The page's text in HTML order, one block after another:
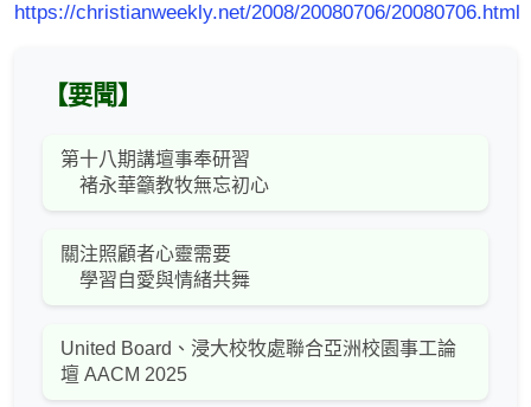
https://christianweekly.net/2008/20080706/20080706.html
【要聞】
第十八期講壇事奉研習
褚永華籲教牧無忘初心
關注照顧者心靈需要
學習自愛與情緒共舞
United Board、浸大校牧處聯合亞洲校園事工論
壇 AACM 2025